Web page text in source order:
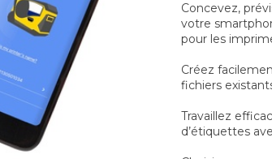
Concevez,
votre
pour les
Créez
fichiers
Travaillez
d’étiquettes